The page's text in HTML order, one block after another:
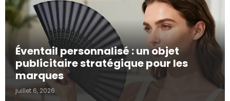
Éventail personnalisé : un objet
publicitaire stratégique pour les
marques
juillet 6, 2026